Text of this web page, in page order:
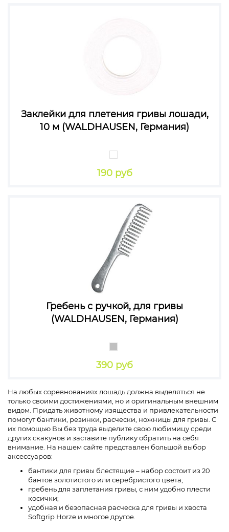
Заклейки для плетения гривы лошади,
10 м (WALDHAUSEN, Германия)
190 руб
Гребень с ручкой, для гривы
(WALDHAUSEN, Германия)
390 руб
На любых соревнованиях лошадь должна выделяться не
только своими достижениями, но и оригинальным внешним
видом. Придать животному изящества и привлекательности
помогут бантики, резинки, расчески, ножницы для гривы. С
их помощью Вы без труда выделите свою любимицу среди
других скакунов и заставите публику обратить на себя
внимание. На нашем сайте представлен большой выбор
аксессуаров:
бантики для гривы блестящие – набор состоит из 20
бантов золотистого или серебристого цвета;
гребень для заплетания гривы, с ним удобно плести
косички;
удобная и безопасная расческа для гривы и хвоста
Softgrip Horze и многое другое.